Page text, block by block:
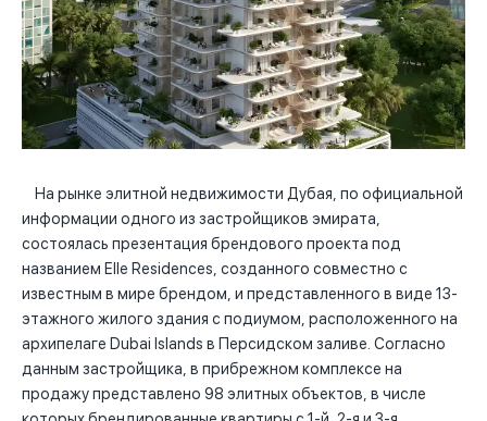
На рынке элитной недвижимости Дубая, по официальной
информации одного из застройщиков эмирата,
состоялась презентация брендового проекта под
названием Elle Residences, созданного совместно с
известным в мире брендом, и представленного в виде 13-
этажного жилого здания с подиумом, расположенного на
архипелаге Dubai Islands в Персидском заливе. Согласно
данным застройщика, в прибрежном комплексе на
продажу представлено 98 элитных объектов, в числе